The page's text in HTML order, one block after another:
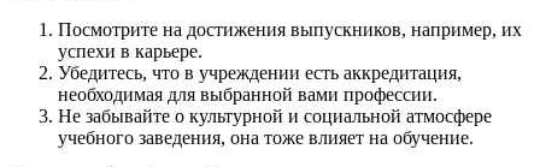
Посмотрите на достижения выпускников, например, их
успехи в карьере.
Убедитесь, что в учреждении есть аккредитация,
необходимая для выбранной вами профессии.
Не забывайте о культурной и социальной атмосфере
учебного заведения, она тоже влияет на обучение.